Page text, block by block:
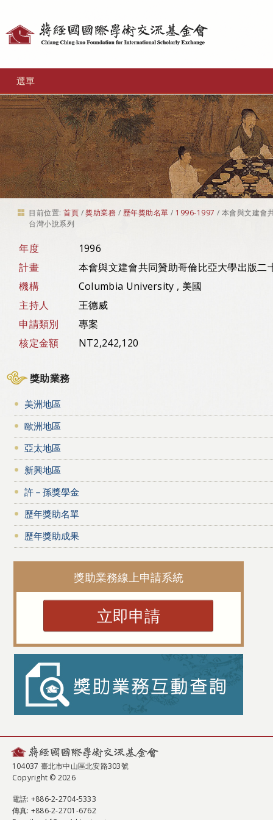
選單
目前位置: 首頁 /獎助業務 / 歷年獎助名單 / 1996-1997 / 本會與文建會
台灣小說系列
年度
1996
計畫
本會與文建會共同贊助哥倫比亞大學出版二
機構
Columbia University , 美國
主持人
王德威
申請類別
專案
核定金額
NT2,242,120
獎助業務
美洲地區
歐洲地區
亞太地區
新興地區
許－孫獎學金
歷年獎助名單
歷年獎助成果
獎助業務線上申請系統
立即申請
104037 臺北市中山區北安路303號
Copyright © 2026
電話: +886-2-2704-5333
傳真: +886-2-2701-6762